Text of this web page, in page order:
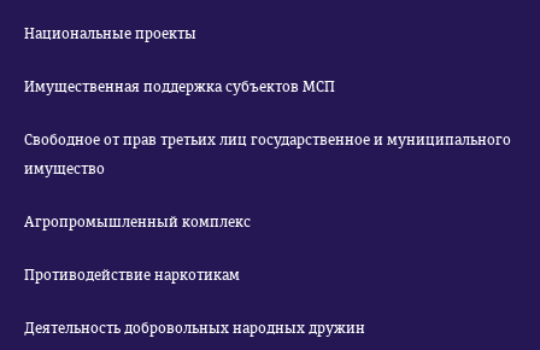
Национальные проекты
Имущественная поддержка субъектов МСП
Свободное от прав третьих лиц государственное и муниципального
имущество
Агропромышленный комплекс
Противодействие наркотикам
Деятельность добровольных народных дружин